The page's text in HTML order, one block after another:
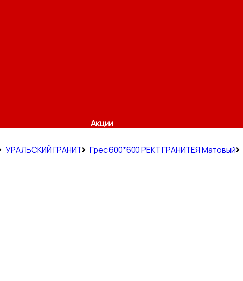
Акции
УРАЛЬСКИЙ ГРАНИТ Грес 600*600 РЕКТ ГРАНИТЕЯ Матовый